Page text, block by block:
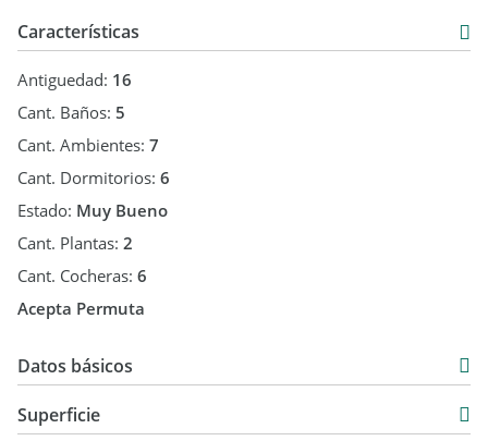
Características
Antiguedad: 16
Cant. Baños: 5
Cant. Ambientes: 7
Cant. Dormitorios: 6
Estado: Muy Bueno
Cant. Plantas: 2
Cant. Cocheras: 6
Acepta Permuta
Datos básicos
Venta
Superficie